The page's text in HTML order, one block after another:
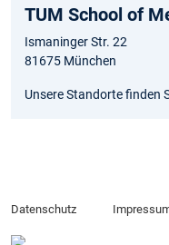
TUM School of
Ismaninger Str. 22
81675 München
Unsere Standorte finden
Datenschutz